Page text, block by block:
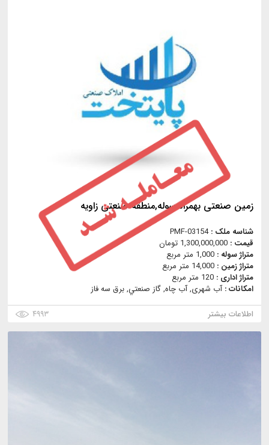
زمین صنعتی بهمراه سوله,منطقه صنعتی زاویه
شناسه ملک :PMF-03154
قیمت : 1,300,000,000 تومان
متراژ سوله : 1,000 متر مربع
متراژ زمین : 14,000 متر مربع
متراژ اداری : 120 متر مربع
امکانات :آب شهری, آب چاه, گاز صنعتي, برق سه فاز
اطلاعات بیشتر
۴۹۹۳